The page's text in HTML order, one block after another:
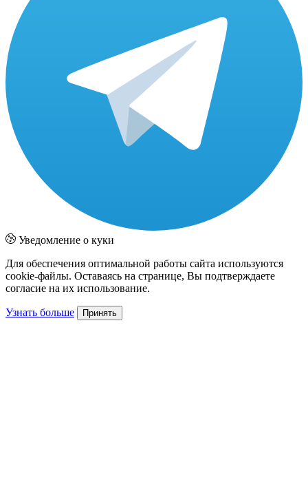
Уведомление о куки
Для обеспечения оптимальной работы сайта используются
cookie-файлы. Оставаясь на странице, Вы подтверждаете
согласие на их использование.
Узнать больше Принять